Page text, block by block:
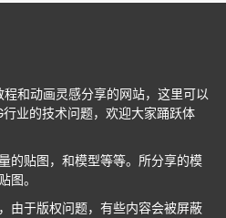
和动画灵感分享的网站，这里可以
业的技术问题，欢迎大家踊跃体
的贴图，和模型等等。所分享的模
图。
由于版权问题，有些内容会被屏蔽